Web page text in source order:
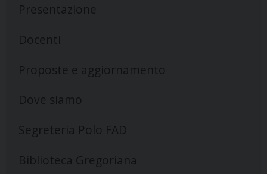
Presentazione
Docenti
Proposte e aggiornamento
Dove siamo
Segreteria Polo FAD
Biblioteca Gregoriana